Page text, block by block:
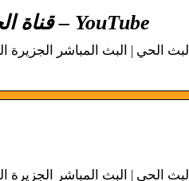
Al Jazeera Arabic Live قناة الجزيرة | البث الحي – YouTube